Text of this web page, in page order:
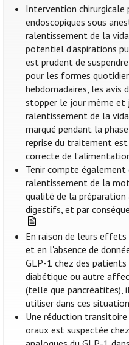
Intervention chirurgicale
endoscopiques sous
ralentissement de la
potentiel d’aspirations
est prudent de
pour les formes
hebdomadaires, les avis
stopper le jour même et
ralentissement de la
marqué pendant la
reprise du traitement est
correcte de
Tenir compte également
ralentissement de la
qualité de la préparation
digestifs, et par
En raison de leurs
et en l'absence de
GLP-1 chez des
diabétique ou autre
(telle que pancréatites),
utiliser dans ces
Une réduction
oraux est suspectée